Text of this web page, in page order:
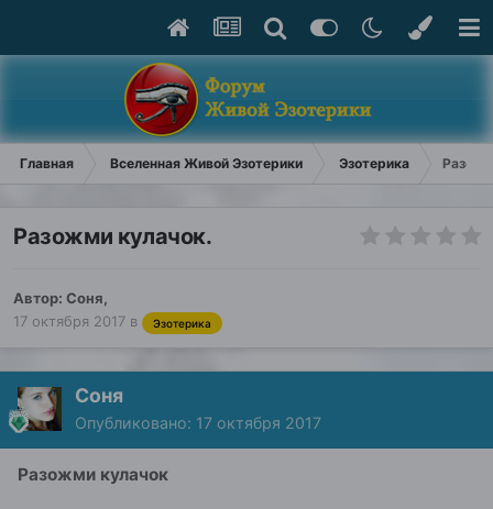
Главная Вселенная Живой Эзотерики Эзотерика
Разожми кулачок.
Автор: Соня,
17 октября 2017 в Эзотерика
Соня
Опубликовано: 17 октября 2017
Разожми кулачок